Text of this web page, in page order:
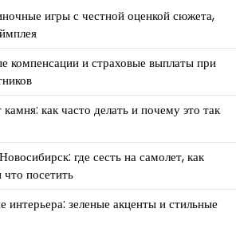
игры с честной оценкой сюжета,
компенсации и страховые выплаты при
как часто делать и почему это так
где сесть на самолет, как
посетить
интерьера: зеленые акценты и стильные